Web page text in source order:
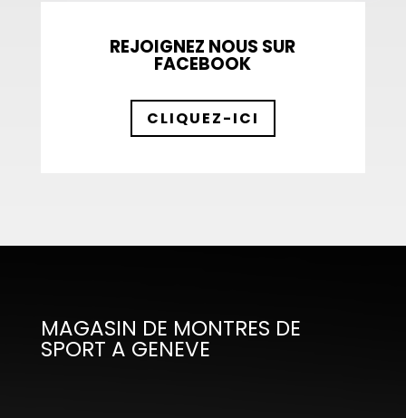
REJOIGNEZ NOUS SUR
FACEBOOK
CLIQUEZ-ICI
MAGASIN DE MONTRES DE
SPORT A GENEVE